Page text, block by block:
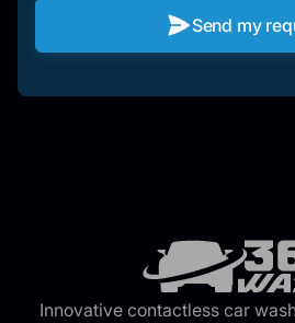
Send my
Innovative contactless car